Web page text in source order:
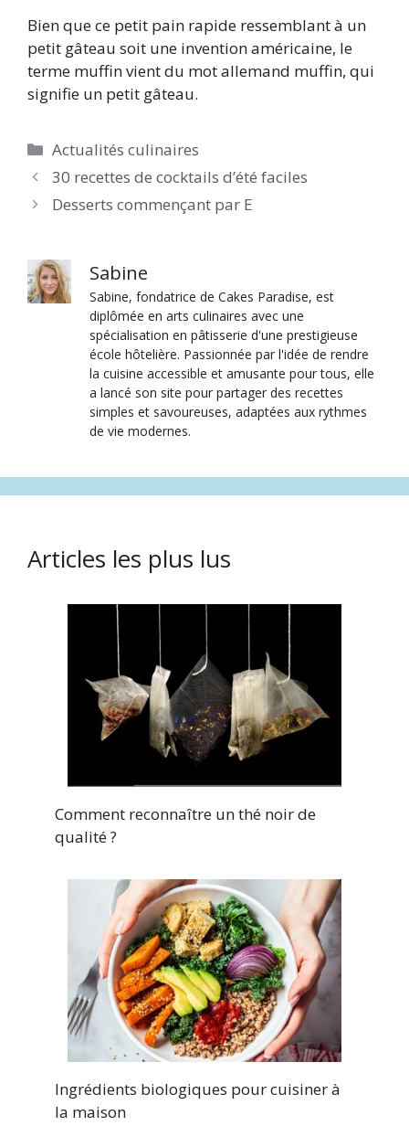
Bien que ce petit pain rapide ressemblant à un
petit gâteau soit une invention américaine, le
terme muffin vient du mot allemand muffin, qui
signifie un petit gâteau.
Catégories
Actualités culinaires
30 recettes de cocktails d’été faciles
Desserts commençant par E
Sabine
Sabine, fondatrice de Cakes Paradise, est
diplômée en arts culinaires avec une
spécialisation en pâtisserie d'une prestigieuse
école hôtelière. Passionnée par l'idée de rendre
la cuisine accessible et amusante pour tous, elle
a lancé son site pour partager des recettes
simples et savoureuses, adaptées aux rythmes
de vie modernes.
Articles les plus lus
Comment reconnaître un thé noir de
qualité ?
Ingrédients biologiques pour cuisiner à
la maison